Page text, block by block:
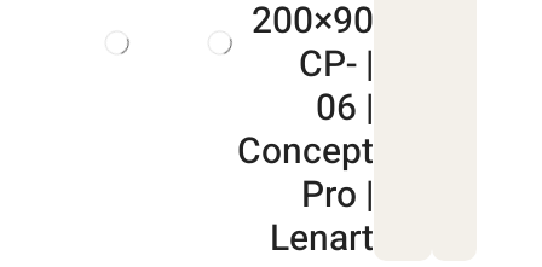
90×200
| CP-
06 |
Concept
Pro |
Lenart